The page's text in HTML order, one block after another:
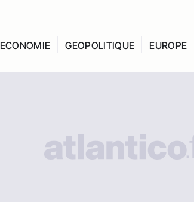
ECONOMIE GEOPOLITIQUE EUROPE